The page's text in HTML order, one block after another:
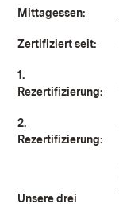
Mittagessen:
Zertifiziert seit:
1.
Rezertifizierung:
2.
Rezertifizierung:
Unsere drei